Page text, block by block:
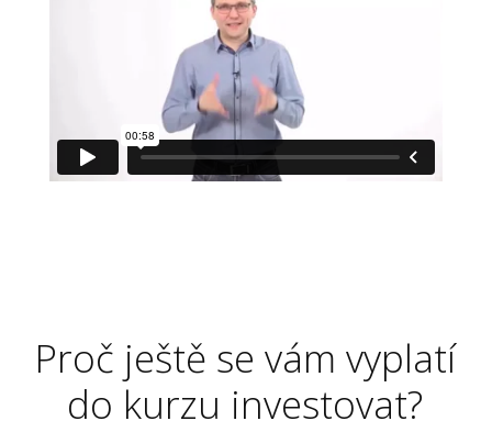
Proč ještě se vám vyplatí
do kurzu investovat?